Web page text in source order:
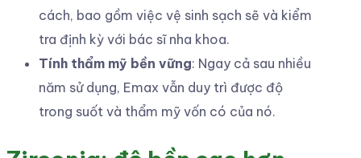
cách, bao gồm việc vệ sinh sạch sẽ và kiểm
tra định kỳ với bác sĩ nha khoa.
Tính thẩm mỹ bền vững: Ngay cả sau nhiều
năm sử dụng, Emax vẫn duy trì được độ
trong suốt và thẩm mỹ vốn có của nó.